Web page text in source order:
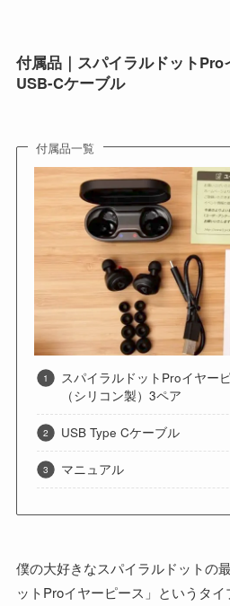
付属品｜スパイラルドットPro
USB-Cケーブル
付属品一覧
スパイラルドットProイヤー
（シリコン製）3ペア
USB Type Cケーブル
マニュアル
僕の大好きなスパイラルドットの
ットProイヤーピース」というタ